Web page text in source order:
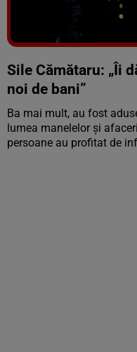
Sile Cămătaru: „Îi
noi de bani”
Ba mai mult, au fost
lumea manelelor și
persoane au profitat de